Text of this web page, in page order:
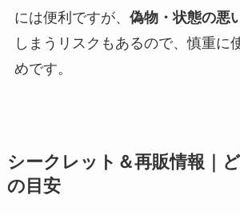
には便利ですが、 偽物・状態の悪
しまうリスクもあるので、慎重に
めです。
シークレット＆再販情報｜
の目安